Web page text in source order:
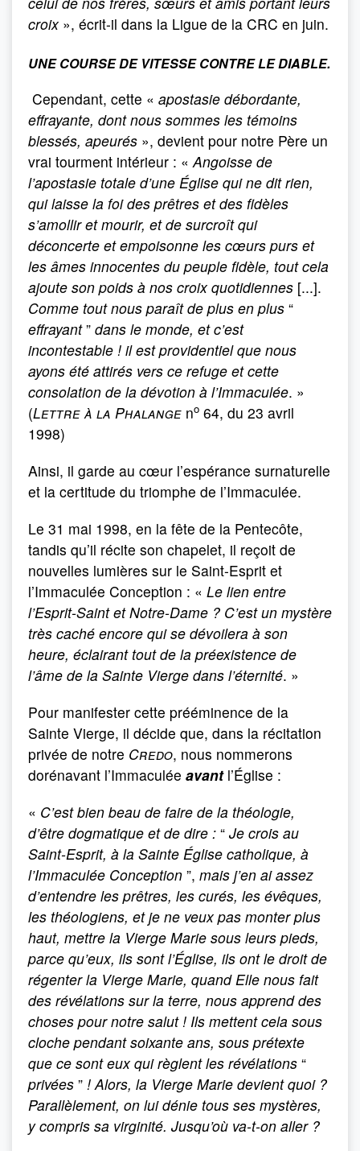
croix », écrit-il dans la Ligue de la CRC en juin.
UNE COURSE DE VITESSE CONTRE LE DIABLE.
Cependant, cette « apostasie débordante,
effrayante, dont nous sommes les témoins
blessés, apeurés », devient pour notre Père un
vrai tourment intérieur : « Angoisse de
l’apostasie totale d’une Église qui ne dit rien,
qui laisse la foi des prêtres et des fidèles
s’amollir et mourir, et de surcroît qui
déconcerte et empoisonne les cœurs purs et
les âmes innocentes du peuple fidèle, tout cela
ajoute son poids à nos croix quotidiennes [...].
Comme tout nous paraît de plus en plus “
effrayant” dans le monde, et c’est
incontestable ! il est providentiel que nous
ayons été at­tirés vers ce refuge et cette
consolation de la dévotion à l’Immaculée. »
(Lettre à la Phalange no 64, du 23 avril
1998)
Ainsi, il garde au cœur l’espérance surnaturelle
et la certitude du triomphe de l’Immaculée.
Le 31 mai 1998, en la fête de la Pentecôte,
tandis qu’il récite son chapelet, il reçoit de
nouvelles lumières sur le Saint-Esprit et
l’Imma­culée Conception : « Le lien entre
l’Esprit-Saint et Notre-Dame ? C’est un mystère
très caché encore qui se dévoilera à son
heure, éclairant tout de la préexistence de
l’âme de la Sainte Vierge dans l’éternité. »
Pour manifester cette prééminence de la
Sainte Vierge, il décide que, dans la récitation
privée de notre Credo, nous nommerons
dorénavant l’Immaculée avantl’Église :
« C’est bien beau de faire de la théologie,
d’être dogmatique et de dire : “ Je crois au
Saint-Esprit, à la Sainte Église catholique, à
l’Immaculée Conception ”, mais j’en ai assez
d’entendre les prêtres, les curés, les évêques,
les théologiens, et je ne veux pas monter plus
haut, mettre la Vierge Marie sous leurs pieds,
parce qu’eux, ils sont l’Église, ils ont le droit de
régenter la Vierge Marie, quand Elle nous fait
des révélations sur la terre, nous apprend des
choses pour notre salut ! Ils mettent cela sous
cloche pendant soixante ans, sous prétexte
que ce sont eux qui règlent les révélations “
privées ” ! Alors, la Vierge Marie devient quoi ?
Parallèlement, on lui dénie tous ses mystères,
y compris sa virginité. Jusqu’où va-t-on aller ?